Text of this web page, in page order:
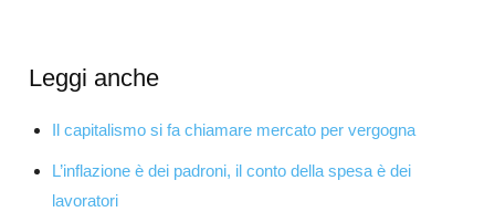
Leggi anche
Il capitalismo si fa chiamare mercato per vergogna
L’inflazione è dei padroni, il conto della spesa è dei
lavoratori